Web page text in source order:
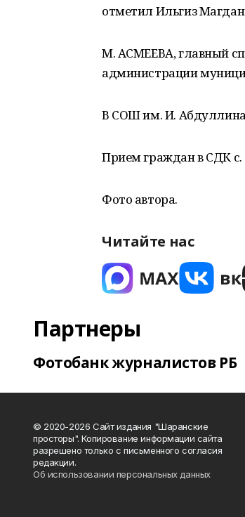
отметил Ильгиз
М. АСМЕЕВА, главный
администрации
В СОШ им. И.
Прием граждан в СДК
Фото автора.
Читайте нас
Партнеры
Фотобанк журналистов РБ
© 2020-2026 Сайт издания "Шаранские
просторы". Копирование информации сайта
разрешено только с письменного согласия
редакции.
Об использовании персональных данных